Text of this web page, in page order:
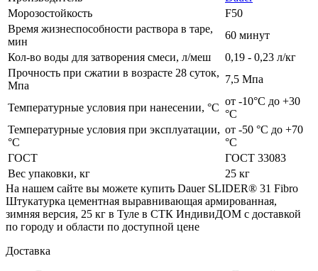
Морозостойкость
F50
Время жизнеспособности раствора в таре,
мин
60 минут
Кол-во воды для затворения смеси, л/меш
0,19 - 0,23 л/кг
Прочность при сжатии в возрасте 28 суток,
Мпа
7,5 Мпа
Температурные условия при нанесении, °C
от -10°С до +30
°С
Температурные условия при эксплуатации,
°C
от -50 °С до +70
°С
ГОСТ
ГОСТ 33083
Вес упаковки, кг
25 кг
На нашем сайте вы можете купить Dauer SLIDER® 31 Fibro
Штукатурка цементная выравнивающая армированная,
зимняя версия, 25 кг в Туле в СТК ИндивиДОМ с доставкой
по городу и области по доступной цене
Доставка